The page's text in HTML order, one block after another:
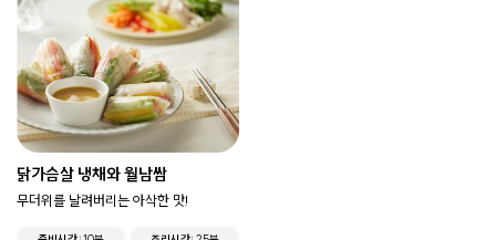
닭가슴살 냉채와 월남쌈
무더위를 날려버리는 아삭한 맛!